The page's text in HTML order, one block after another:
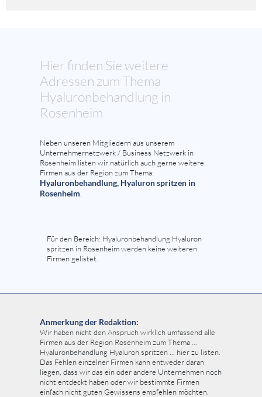
Hier finden Sie weitere
Adressen zum Thema
Hyaluronbehandlung in
Rosenheim
Neben unseren Mitgliedern aus unserem
Unternehmernetzwerk / Business Netzwerk in
Rosenheim listen wir natürlich auch gerne weitere
Firmen aus der Region zum Thema:
Hyaluronbehandlung, Hyaluron spritzen in
Rosenheim.
Für den Bereich: Hyaluronbehandlung Hyaluron
spritzen in Rosenheim werden keine weiteren
Firmen gelistet.
Anmerkung der Redaktion:
Wir haben nicht den Anspruch wirklich umfassend alle
Firmen aus der Region Rosenheim zum Thema ...
Hyaluronbehandlung Hyaluron spritzen ... hier zu listen.
Das Fehlen einzelner Firmen kann entweder daran
liegen, dass wir das ein oder andere Unternehmen noch
nicht entdeckt haben oder wir bestimmte Firmen
einfach nicht guten Gewissens empfehlen möchten.